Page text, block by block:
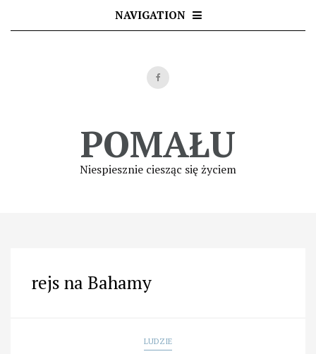
NAVIGATION
POMAŁU
Niespiesznie ciesząc się życiem
rejs na Bahamy
LUDZIE